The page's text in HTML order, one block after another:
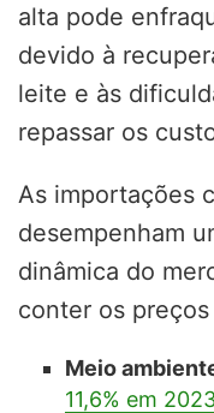
alta pode
devido à
leite e às
repassar os
As importações
desempenham
dinâmica do
conter os
Meio
11,6% em